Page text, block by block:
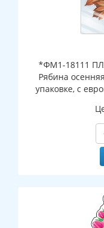
*ФМ1-18111
Рябина
упаковке, с